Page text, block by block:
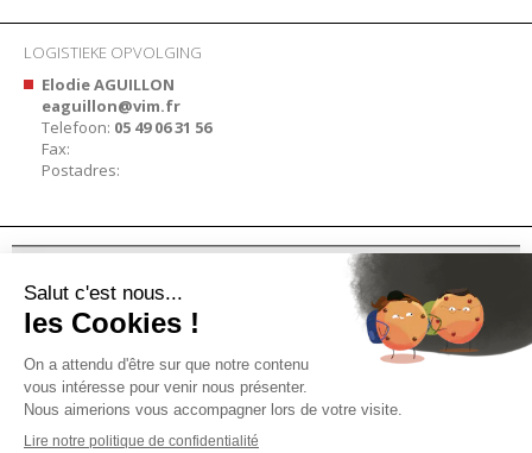
LOGISTIEKE OPVOLGING
Elodie AGUILLON
eaguillon@vim.fr
Telefoon: 05 49 06 31 56
Fax:
Postadres:
PRODUCTEN
PROFESSIONELE WERKPLEK